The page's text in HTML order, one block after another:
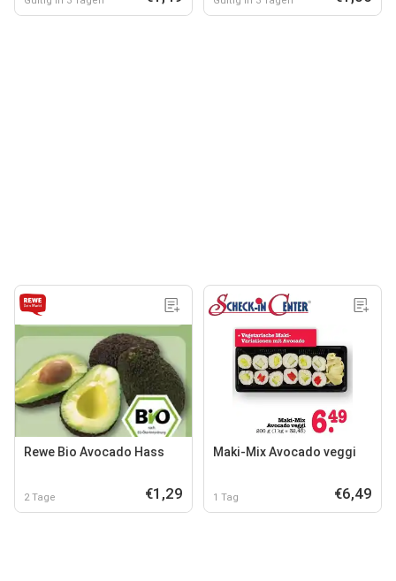
Rewe Bio Avocado Hass
2 Tage €1,29
Maki-Mix Avocado veggi
1 Tag €6,49